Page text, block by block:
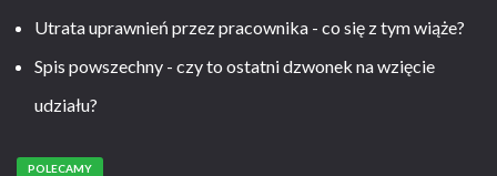
Utrata uprawnień przez pracownika - co się z tym wiąże?
Spis powszechny - czy to ostatni dzwonek na wzięcie
udziału?
POLECAMY